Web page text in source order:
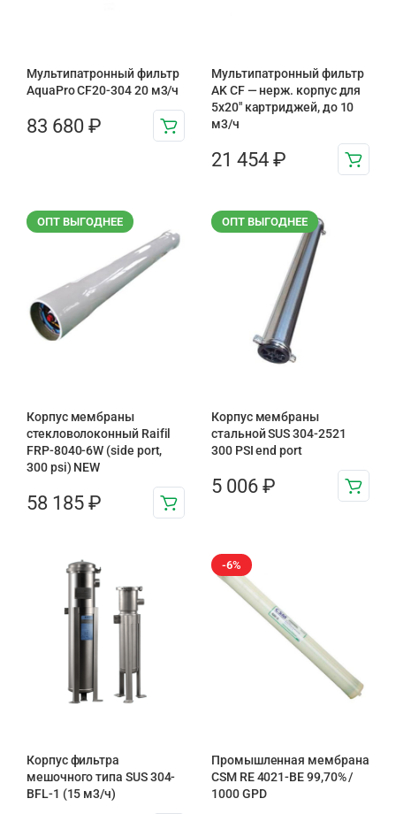
Мультипатронный фильтр
AquaPro CF20-304 20 м3/ч
83 680 ₽
Мультипатронный фильтр
AK CF — нерж. корпус для
5х20″ картриджей, до 10
м3/ч
21 454 ₽
ОПТ ВЫГОДНЕЕ
Корпус мембраны
стекловолоконный Raifil
FRP-8040-6W (side port,
300 psi) NEW
58 185 ₽
ОПТ ВЫГОДНЕЕ
Корпус мембраны
стальной SUS 304-2521
300 PSI end port
5 006 ₽
Корпус фильтра
мешочного типа SUS 304-
BFL-1 (15 м3/ч)
-6%
Промышленная мембрана
CSM RE 4021-BE 99,70% /
1000 GPD